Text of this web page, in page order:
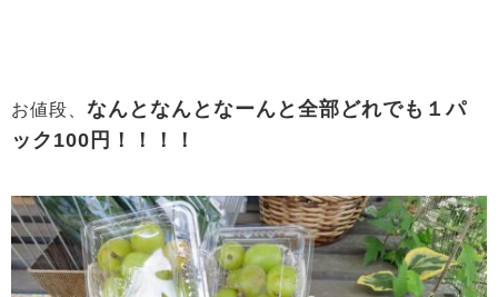
お値段、 なんとなんとなーんと全部どれでも１パ
ック100円！！！！